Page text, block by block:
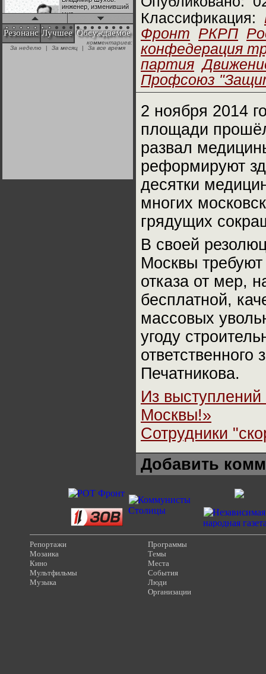
инженер, изменивший
мир
"Аркадий Коц" на
эгалите-фесте "Не
Резонанс Лучшее Обсуждаемое
комментариев:
За неделю
| За месяц | За все время
Классификация:
Фронт РКРП
конфедерация
партия
Профсоюз
2 ноября 2014
площади
развал
реформируют
десятки
многих
грядущих
В своей
Москвы
отказа от мер,
бесплатной,
массовых
угоду
Печатникова.
Из
Москвы!»
Сотрудники
Добавить
Репортажи
Мозаика
Кино
Мультфильмы
Музыка
Программы
Темы
Места
События
Люди
Организации